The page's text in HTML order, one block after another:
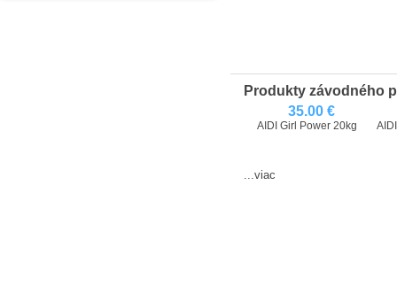
Produkty závodného
35.00 €
AIDI Girl Power 20kg
...viac